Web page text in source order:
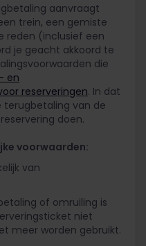
aanvraagt
trein, een gemiste
reden (inclusief een
je geacht akkoord te
die
en
reserveringen. In dat
terugbetaling van de
doen.
voorwaarden:
van
of omruiling is
niet
meer worden gebruikt.